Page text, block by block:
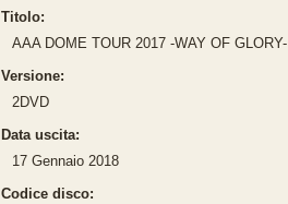
Titolo:
AAA DOME TOUR 2017 -WAY OF GLORY-
Versione:
2DVD
Data uscita:
17 Gennaio 2018
Codice disco: